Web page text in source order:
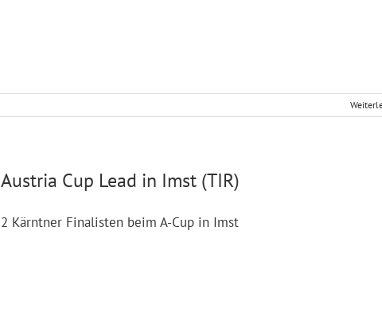
Austria Cup Lead in Imst (TIR)
2 Kärntner Finalisten beim A-Cup in Imst